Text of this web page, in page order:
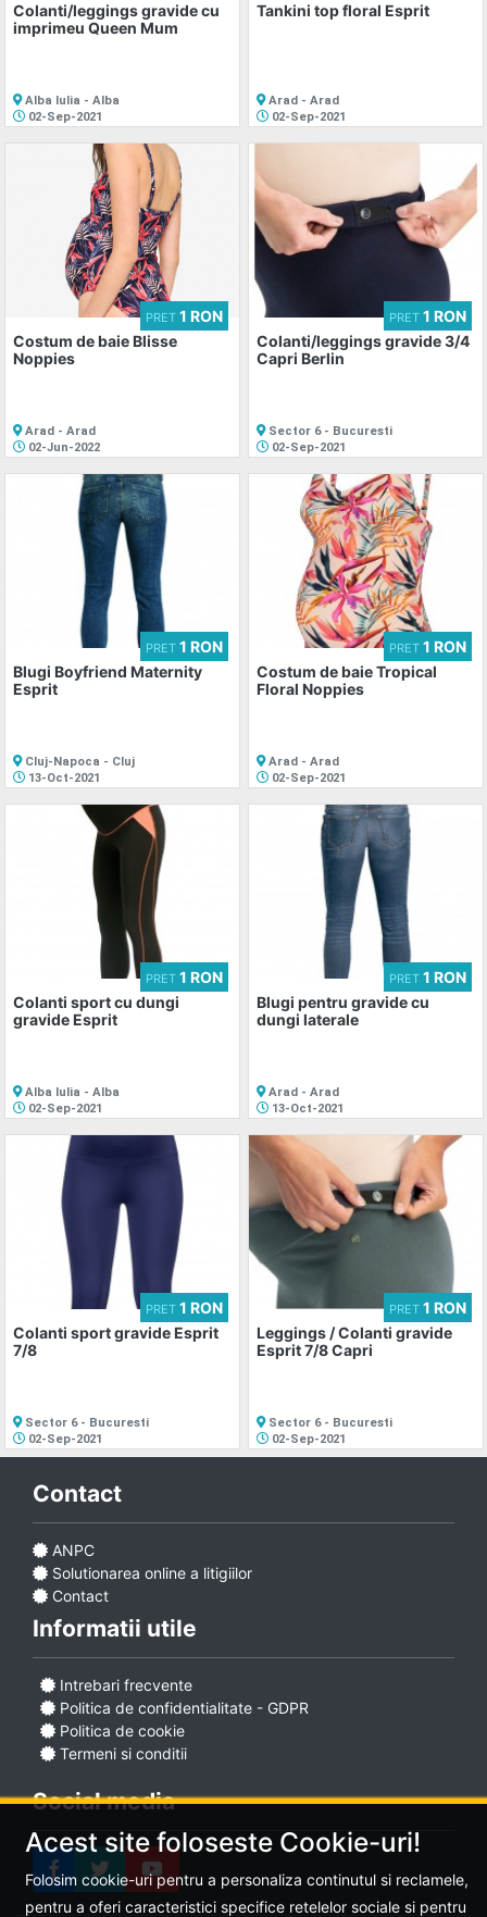
Colanti/leggings gravide cu
imprimeu Queen Mum
Alba Iulia - Alba
02-Sep-2021
Tankini top floral Esprit
Arad - Arad
02-Sep-2021
Costum de baie Blisse
Noppies
PRET1 RON
Arad - Arad
02-Jun-2022
Colanti/leggings gravide 3/4
Capri Berlin
PRET1 RON
Sector 6 - Bucuresti
02-Sep-2021
Blugi Boyfriend Maternity
Esprit
PRET1 RON
Cluj-Napoca - Cluj
13-Oct-2021
Costum de baie Tropical
Floral Noppies
PRET1 RON
Arad - Arad
02-Sep-2021
Colanti sport cu dungi
gravide Esprit
PRET1 RON
Alba Iulia - Alba
02-Sep-2021
Blugi pentru gravide cu
dungi laterale
PRET1 RON
Arad - Arad
13-Oct-2021
Colanti sport gravide Esprit
7/8
PRET1 RON
Sector 6 - Bucuresti
02-Sep-2021
Leggings / Colanti gravide
Esprit 7/8 Capri
PRET1 RON
Sector 6 - Bucuresti
02-Sep-2021
Contact
ANPC
Solutionarea online a litigiilor
Contact
Informatii utile
Intrebari frecvente
Politica de confidentialitate - GDPR
Politica de cookie
Termeni si conditii
Social media
Acest site foloseste Cookie-uri!
Folosim cookie-uri pentru a personaliza continutul si reclamele,
pentru a oferi caracteristici specifice retelelor sociale si pentru